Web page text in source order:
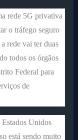
rede 5G privativa
o tráfego seguro
rede vai ter duas
todos os órgãos
Federal para
de
Estados Unidos
está sendo muito